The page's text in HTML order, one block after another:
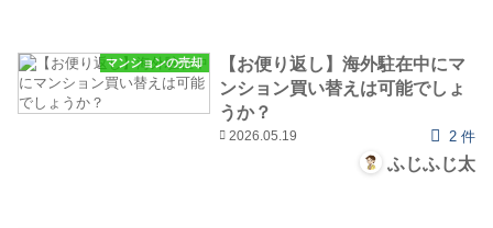
マンションの売却
【お便り返し】海外駐在中にマ
ンション買い替えは可能でしょ
うか？
2026.05.19 2 件
ふじふじ太